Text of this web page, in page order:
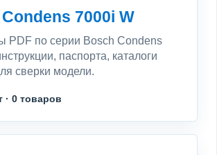
7000i W
PDF по серии Bosch Condens
паспорта, каталоги
сверки модели.
· 0 товаров